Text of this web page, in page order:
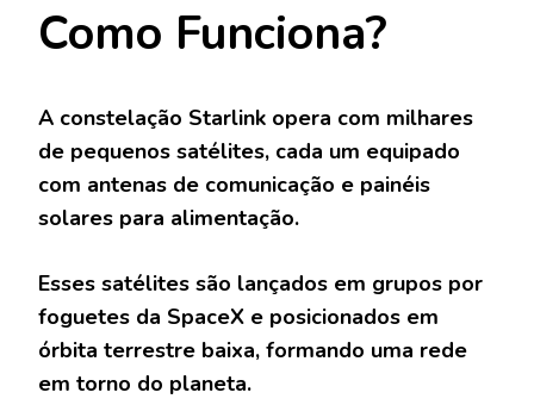
Como Funciona?
A constelação Starlink opera com milhares
de pequenos satélites, cada um equipado
com antenas de comunicação e painéis
solares para alimentação.
Esses satélites são lançados em grupos por
foguetes da SpaceX e posicionados em
órbita terrestre baixa, formando uma rede
em torno do planeta.